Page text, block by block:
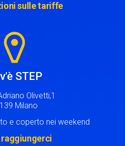
sulle tariffe
STEP
Olivetti,1
Milano
e coperto nei weekend
raggiungerci